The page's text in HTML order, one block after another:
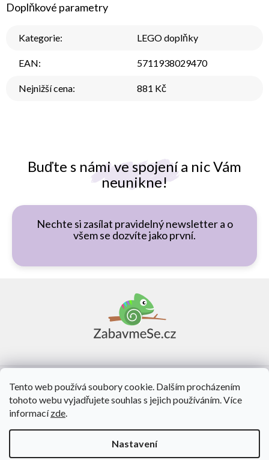
Tento web používá soubory cookie. Dalším procházením
tohoto webu vyjadřujete souhlas s jejich používáním. Více
informacízde.
Nastavení
Buďte s námi ve spojení a nic Vám
neunikne!
Nechte si zasílat pravidelný newsletter a o
všem se dozvíte jako první.
Doplňkové parametry
Kategorie: LEGO doplňky
EAN: 5711938029470
Nejnižší cena: 881 Kč
O nás
Vytvořil Shoptet